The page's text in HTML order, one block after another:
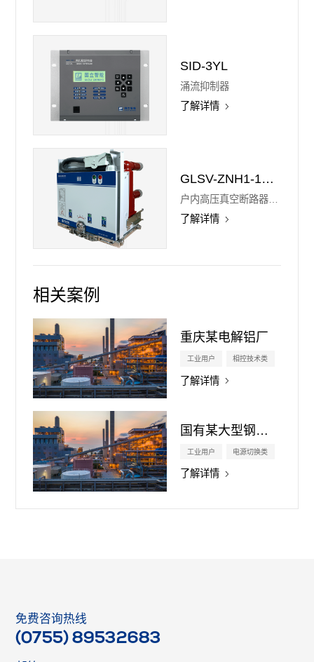
SID-3YL
涌流抑制器
了解详情
GLSV-ZNH1-12(快速)
户内高压真空断路器(快速)
了解详情
相关案例
重庆某电解铝厂
工业用户 相控技术类
了解详情
国有某大型钢铁企业
工业用户 电源切换类
了解详情
免费咨询热线
(0755) 89532683